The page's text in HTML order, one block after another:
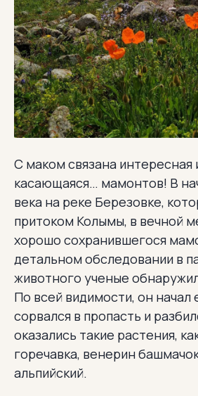
С маком связана интересная
касающаяся… мамонтов! В
века на реке Березовке,
притоком Колымы, в вечной
хорошо сохранившегося
детальном обследовании в
животного ученые
По всей видимости, он начал
сорвался в пропасть и
оказались такие растения,
горечавка, венерин
альпийский.